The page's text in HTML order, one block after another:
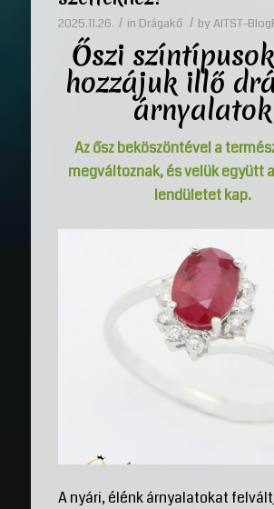
2025.11.26. / in Drágakő / by AITST-
Őszi
hozzájuk illő
árnyalatok
Az ősz beköszöntével a
megváltoznak, és velük együtt
lendületet kap.
A nyári, élénk árnyalatokat